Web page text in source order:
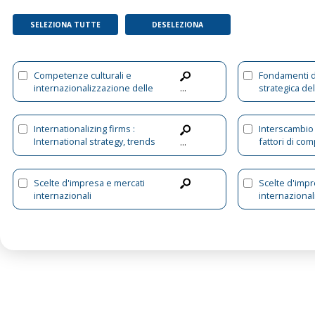
SELEZIONA TUTTE DESELEZIONA
Competenze culturali e
internazionalizzazione delle
imprese
...
Fondamenti
strategica
Internationalizing firms :
International strategy, trends
and challenges
...
fattori di
Scelte d'impresa e mercati
internazionali
Scelte